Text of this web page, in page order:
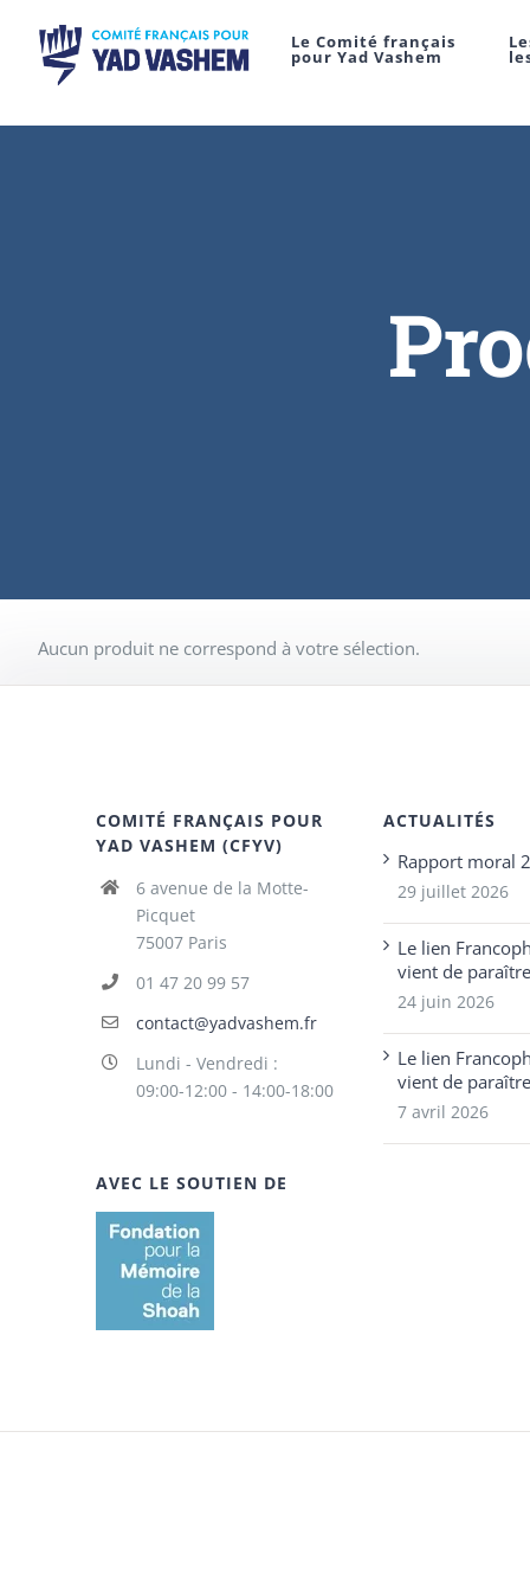
Le Comité français
pour Yad Vashem
Aucun produit ne correspond à votre sélection.
COMITÉ FRANÇAIS POUR
YAD VASHEM (CFYV)
6 avenue de la Motte-
Picquet
75007 Paris
01 47 20 99 57
contact@yadvashem.fr
Lundi - Vendredi :
09:00-12:00 - 14:00-18:00
AVEC LE SOUTIEN DE
ACTUALITÉS
Rapport moral
29 juillet 2026
Le lien
vient de paraître
24 juin 2026
Le lien
vient de paraître
7 avril 2026